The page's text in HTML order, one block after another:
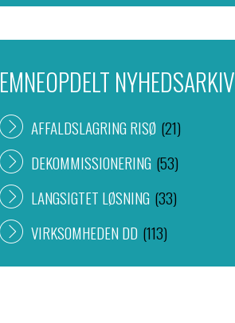
EMNEOPDELT NYHEDSARKIV
AFFALDSLAGRING RISØ (21)
DEKOMMISSIONERING (53)
LANGSIGTET LØSNING (33)
VIRKSOMHEDEN DD (113)